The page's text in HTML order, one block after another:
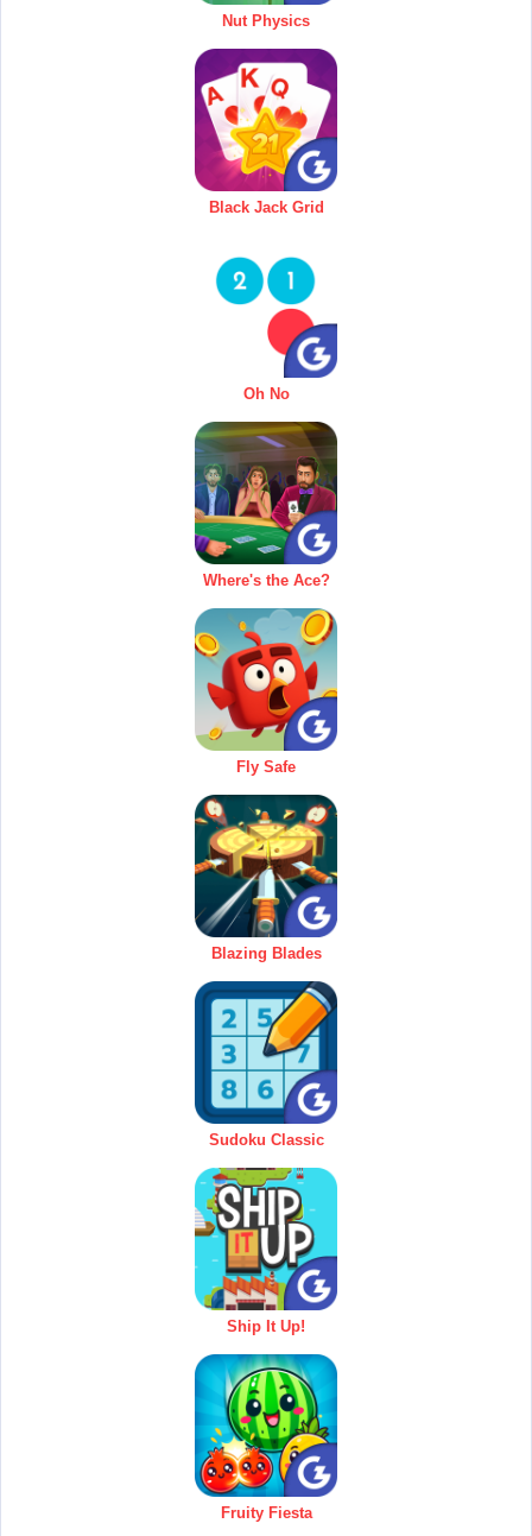
Nut Physics
Black Jack Grid
Oh No
Where's the Ace?
Fly Safe
Blazing Blades
Sudoku Classic
Ship It Up!
Fruity Fiesta